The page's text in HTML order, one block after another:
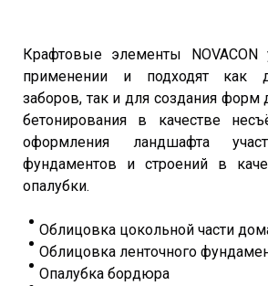
Крафтовые элементы NOVACON
применении и подходят как
заборов, так и для создания форм
бетонирования в качестве
оформления ландшафта
фундаментов и строений в
опалубки.
Облицовка цокольной части
Облицовка ленточного
Опалубка бордюра